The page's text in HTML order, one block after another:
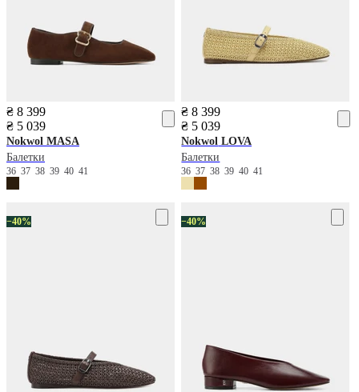
₴ 8 399
₴ 5 039
Nokwol MASA
Балетки
36 37 38 39 40 41
₴ 8 399
₴ 5 039
Nokwol LOVA
Балетки
363738394041
−40% −40%